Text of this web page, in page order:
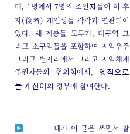
데, 1명에서 7명의 조언 자들이 이 후
자(後者) 개인성들 각각과 연관되어
있다. 세 계층들 모두가, 대구역 그
리고 소구역들을 포함하여 지역우주
그리고 별자리에서 그리고 지역체계
주권자들의 협의회에서,
옛적으로
늘 계신이의 정부에 참여한다.
내가 이 글을 쓰면서 활